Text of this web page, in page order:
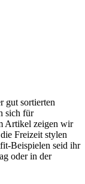
gut sortierten
sich für
Artikel zeigen wir
Freizeit stylen
Beispielen seid ihr
oder in der